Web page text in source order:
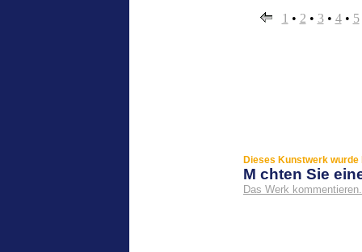
1 • 2 • 3• 4• 5
Dieses Kunstwerk
M chten Sie
Das Werk kommentieren.